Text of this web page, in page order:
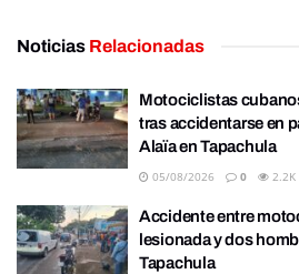
Noticias Relacionadas
Motociclistas
tras accidentarse en
Alaïa en Tapachula
05/08/2026 0 2.2K
Accidente entre
lesionada y dos
Tapachula